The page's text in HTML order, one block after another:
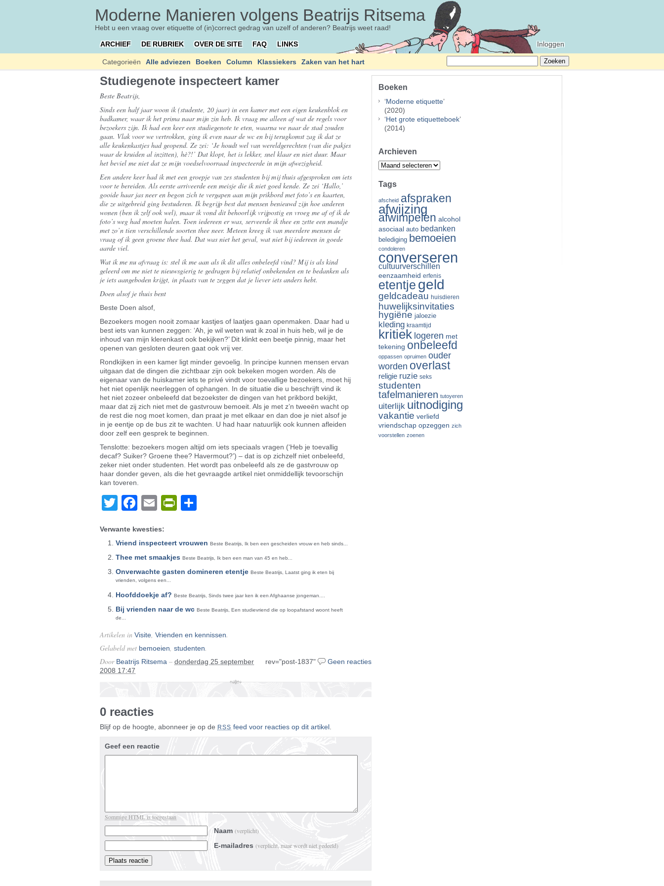
Moderne Manieren volgens Beatrijs Ritsema
Hebt u een vraag over etiquette of (in)correct gedrag van uzelf of anderen? Beatrijs weet raad!
ARCHIEF DE RUBRIEK OVER DE SITE FAQ LINKS
Inloggen
naar:
Categorieën Alle adviezen Boeken Column Klassiekers Zaken van het hart
Studiegenote inspecteert kamer
Beste Beatrijs,
Sinds een half jaar woon ik (studente, 20 jaar) in een kamer met een eigen keukenblok en
badkamer, waar ik het prima naar mijn zin heb. Ik vraag me alleen af wat de regels voor
bezoekers zijn. Ik had een keer een studiegenote te eten, waarna we naar de stad zouden
gaan. Vlak voor we vertrokken, ging ik even naar de wc en bij terugkomst zag ik dat ze
alle keukenkastjes had geopend. Ze zei: ‘Je houdt wel van wereldgerechten (van die pakjes
waar de kruiden al inzitten), hè?!’ Dat klopt, het is lekker, snel klaar en niet duur. Maar
het beviel me niet dat ze mijn voedselvoorraad inspecteerde in mijn afwezigheid.
Een andere keer had ik met een groepje van zes studenten bij mij thuis afgesproken om iets
voor te bereiden. Als eerste arriveerde een meisje die ik niet goed kende. Ze zei ‘Hallo,’
gooide haar jas neer en begon zich te vergapen aan mijn prikbord met foto’s en kaarten,
die ze uitgebreid ging bestuderen. Ik begrijp best dat mensen benieuwd zijn hoe anderen
wonen (ben ik zelf ook wel), maar ik vond dit behoorlijk vrijpostig en vroeg me af of ik de
foto’s weg had moeten halen. Toen iedereen er was, serveerde ik thee en zette een mandje
met zo’n tien verschillende soorten thee neer. Meteen kreeg ik van meerdere mensen de
vraag of ik geen groene thee had. Dat was niet het geval, wat niet bij iedereen in goede
aarde viel.
Wat ik me nu afvraag is: stel ik me aan als ik dit alles onbeleefd vind? Mij is als kind
geleerd om me niet te nieuwsgierig te gedragen bij relatief onbekenden en te bedanken als
je iets aangeboden krijgt, in plaats van te zeggen dat je liever iets anders hebt.
Doen alsof je thuis bent
Beste Doen alsof,
Bezoekers mogen nooit zomaar kastjes of laatjes gaan openmaken. Daar had u
best iets van kunnen zeggen: ‘Ah, je wil weten wat ik zoal in huis heb, wil je de
inhoud van mijn klerenkast ook bekijken?’ Dit klinkt een beetje pinnig, maar het
openen van gesloten deuren gaat ook vrij ver.
Rondkijken in een kamer ligt minder gevoelig. In principe kunnen mensen ervan
uitgaan dat de dingen die zichtbaar zijn ook bekeken mogen worden. Als de
eigenaar van de huiskamer iets te privé vindt voor toevallige bezoekers, moet hij
het niet openlijk neerleggen of ophangen. In de situatie die u beschrijft vind ik
het niet zozeer onbeleefd dat bezoekster de dingen van het prikbord bekijkt,
maar dat zij zich niet met de gastvrouw bemoeit. Als je met z’n tweeën wacht op
de rest die nog moet komen, dan praat je met elkaar en dan doe je niet alsof je
in je eentje op de bus zit te wachten. U had haar natuurlijk ook kunnen afleiden
door zelf een gesprek te beginnen.
Tenslotte: bezoekers mogen altijd om iets speciaals vragen (‘Heb je toevallig
decaf? Suiker? Groene thee? Havermout?’) – dat is op zichzelf niet onbeleefd,
zeker niet onder studenten. Het wordt pas onbeleefd als ze de gastvrouw op
haar donder geven, als die het gevraagde artikel niet onmiddellijk tevoorschijn
kan toveren.
TwitterFacebook
EmailPrintFriendly
Verwante kwesties:
Vriend inspecteert vrouwen Beste Beatrijs, Ik ben een gescheiden vrouw en heb sinds...
Thee met smaakjes Beste Beatrijs, Ik ben een man van 45 en heb...
Onverwachte gasten domineren etentje Beste Beatrijs, Laatst ging ik eten bij
vrienden, volgens een...
Hoofddoekje af? Beste Beatrijs, Sinds twee jaar ken ik een Afghaanse jongeman....
Bij vrienden naar de wc Beste Beatrijs, Een studievriend die op loopafstand woont heeft
de...
Artikelen in Visite, Vrienden en kennissen.
Gelabeld met bemoeien, studenten.
rev="post-1837" Geen reacties
Door Beatrijs Ritsema – donderdag 25 september
2008 17:47
0 reacties
Blijf op de hoogte, abonneer je op de RSS feed voor reacties op dit artikel
Geef een reactie
Sommige HTML is toegestaan
Naam (verplicht)
E-mailadres (verplicht, maar wordt niet gedeeld)
Boeken
‘Moderne etiquette’
(2020)
‘Het grote etiquetteboek’
(2014)
Archieven
Archieven
Tags
afscheid afspraken
afwijzing
afwimpelen alcohol
asociaal auto bedanken
belediging bemoeien
condoleren
converseren
cultuurverschillen
eenzaamheid erfenis
etentje geld
geldcadeau huisdieren
huwelijksinvitaties
hygiëne jaloezie
kleding kraamtijd
kritiek logeren met
tekening onbeleefd
oppassen opruimen ouder
worden overlast
religie ruzie seks
studenten
tafelmanieren tutoyeren
uiterlijk uitnodiging
vakantie verliefd
vriendschap opzeggen zich
voorstellen zoenen